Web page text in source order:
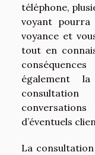
téléphone,
voyant
voyance et
tout en
également
d’éventuels
La